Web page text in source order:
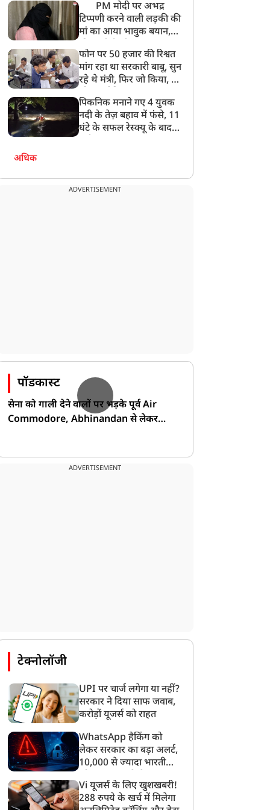
PM मोदी पर अभद्र
टिप्पणी करने वाली लड़की की
मां का आया भावुक बयान,
बेटी को गोद लें प्रधानमंत्री
फोन पर 50 हजार की रिश्वत
मांग रहा था सरकारी बाबू, सुन
रहे थे मंत्री, फिर जो किया, वो
पिकनिक मनाने गए 4 युवक
नदी के तेज़ बहाव में फंसे, 11
घंटे के सफल रेस्क्यू के बाद
अधिक
ADVERTISEMENT
पॉडकास्ट
सेना को गाली देने वालों पर भड़के पूर्व Air
Commodore, Abhinandan से लेकर
ADVERTISEMENT
टेक्नोलॉजी
UPI पर चार्ज लगेगा या नहीं?
सरकार ने दिया साफ जवाब,
करोड़ों यूजर्स को राहत
WhatsApp हैकिंग को
लेकर सरकार का बड़ा अलर्ट,
10,000 से ज्यादा भारतीयों
गया
Vi यूजर्स के लिए खुशखबरी!
288 रुपये के खर्च में मिलेगा